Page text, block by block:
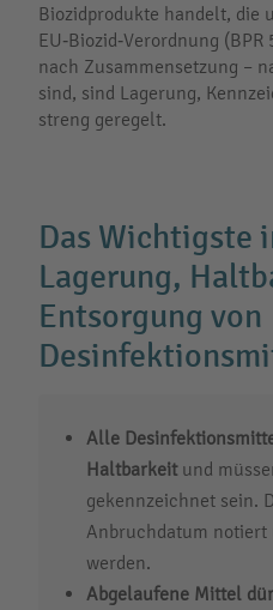
Biozidprodukte handelt, die
EU‑Biozid‑Verordnung
nach Zusammensetzung –
sind, sind Lagerung,
streng geregelt.
Das Wichtigste
Lagerung,
Entsorgung von
Alle
Haltbarkeitund
gekennzeichnet sein.
Anbruchdatum
werden.
Abgelaufene Mittel